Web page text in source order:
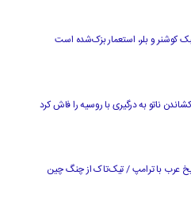
کوشنر و بلر، استعمار بزک‌شده است
ناتو به درگیری با روسیه را فاش کرد
دلاری شیخ عرب با ترامپ / تیک‌تاک از چنگ چین